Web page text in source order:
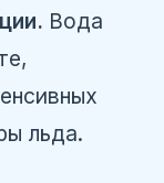
Вода
льда.